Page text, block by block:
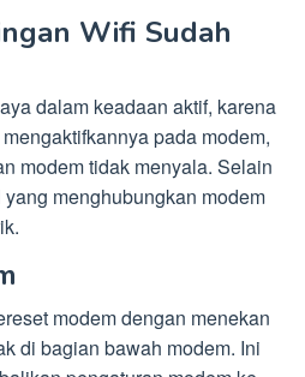
Wifi Sudah
dalam keadaan aktif, karena
pada modem,
modem tidak menyala. Selain
menghubungkan modem
modem dengan menekan
di bagian bawah modem. Ini